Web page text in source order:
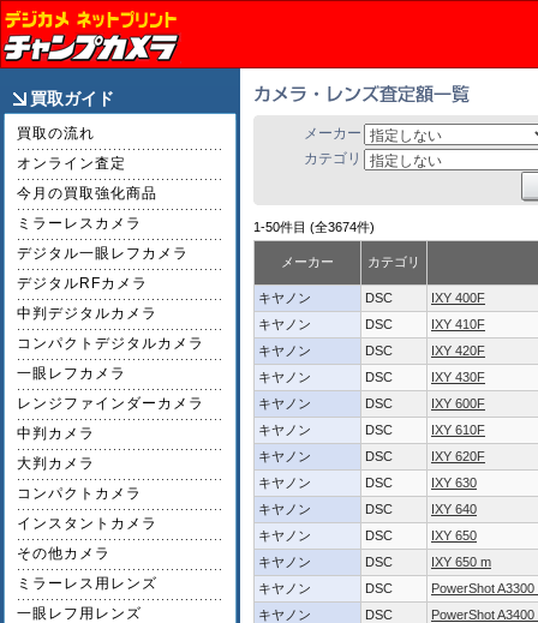
買取ガイド
買取の流れ
オンライン査定
今月の買取強化商品
ミラーレスカメラ
デジタル一眼レフカメラ
デジタルRFカメラ
中判デジタルカメラ
コンパクトデジタルカメラ
一眼レフカメラ
レンジファインダーカメラ
中判カメラ
大判カメラ
コンパクトカメラ
インスタントカメラ
その他カメラ
ミラーレス用レンズ
一眼レフ用レンズ
メーカー
カテゴリ
1-50件目 (全3674件)
メーカー カテゴリ
キヤノン DSC
IXY 400F
キヤノン
DSC
IXY 410F
キヤノン
DSC
IXY 420F
キヤノン
DSC
IXY 430F
キヤノン
DSC
IXY 600F
キヤノン
DSC
IXY 610F
キヤノン
DSC
IXY 620F
キヤノン
DSC
IXY 630
キヤノン
DSC
IXY 640
キヤノン
DSC
IXY 650
キヤノン
DSC
IXY 650 m
キヤノン
DSC
PowerShot A3300
キヤノン
DSC
PowerShot A3400